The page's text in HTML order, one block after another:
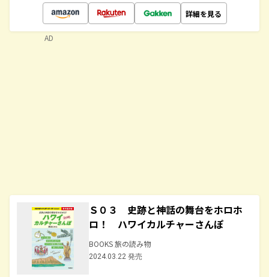
詳細を見る
Ｓ０３ 史跡と神話の舞台をホロホ
ロ！ ハワイカルチャーさんぽ
BOOKS 旅の読み物
2024.03.22 発売
AD